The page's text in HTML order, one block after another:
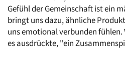
Gefühl der Gemeinschaft ist ein
bringt uns dazu, ähnliche
uns emotional verbunden fühlen.
es ausdrückte, "ein